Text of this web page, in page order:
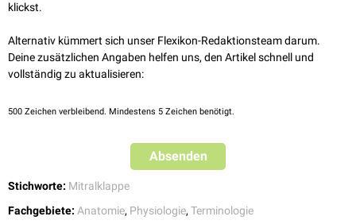
klickst.
Alternativ kümmert sich unser Flexikon-Redaktionsteam darum.
Deine zusätzlichen Angaben helfen uns, den Artikel schnell und
vollständig zu aktualisieren:
500 Zeichen verbleibend. Mindestens 5 Zeichen benötigt.
Absenden
Stichworte: Mitralklappe
Fachgebiete: Anatomie, Physiologie, Terminologie